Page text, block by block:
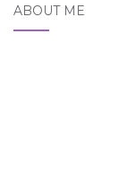
ABOUT ME